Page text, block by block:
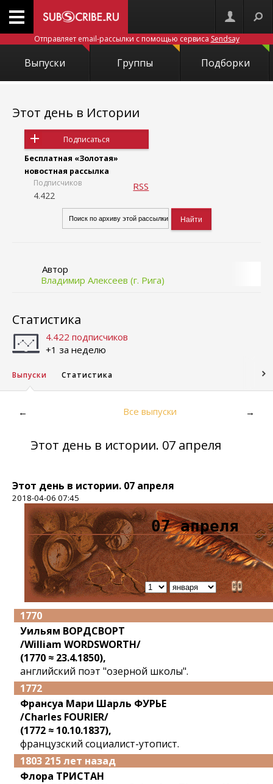
Отправляет email-рассылки с помощью сервиса Sendsay
Выпуски Группы Подборки
Этот день в Истории
Подписаться
Бесплатная «Золотая»
новостная рассылка
Подписчиков
4.422
RSS
Автор
Владимир Алексеев (г. Рига)
Статистика
4.422 подписчиков
+1 за неделю
Выпуски Статистика
← Все выпуски →
Этот день в истории. 07 апреля
Этот день в истории. 07 апреля
2018-04-06 07:45
07 апреля
1770
Уильям ВОРДСВОРТ
/William WORDSWORTH/
(1770 ≈ 23.4.1850),
английский поэт "озерной школы".
1772
Франсуа Мари Шарль ФУРЬЕ
/Charles FOURIER/
(1772 ≈ 10.10.1837),
французский социалист-утопист.
1803 215 лет назад
Флора ТРИСТАН